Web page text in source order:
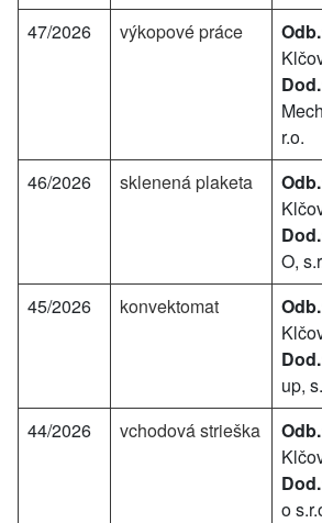
47/2026 výkopové práce
r.o.
46/2026 sklenená plaketa
O,
45/2026 konvektomat
up,
44/2026 vchodová strieška
o